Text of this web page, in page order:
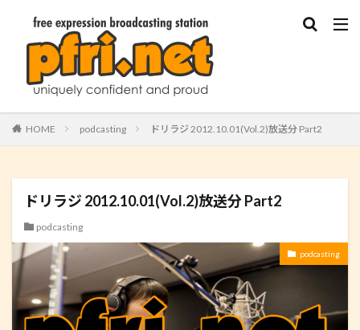
HOME podcasting ドリラジ 2012.10.01(Vol.2)放送分 Part2
ドリラジ 2012.10.01(Vol.2)放送分 Part2
podcasting
podcasting